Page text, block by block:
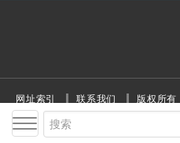
搜
Toggle navigation
网址索引 联系我们 版权所有
隐私通告